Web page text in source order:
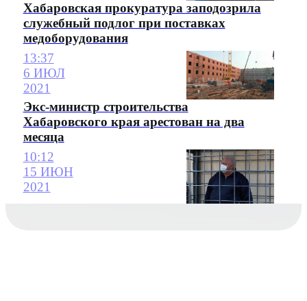
Хабаровская прокуратура заподозрила
служебный подлог при поставках
медоборудования
13:37
6 ИЮЛ
2021
Экс-министр строительства
Хабаровского края арестован на два
месяца
10:12
15 ИЮН
2021